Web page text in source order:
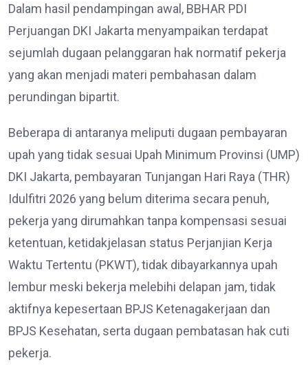
Dalam hasil pendampingan awal, BBHAR PDI
Perjuangan DKI Jakarta menyampaikan terdapat
sejumlah dugaan pelanggaran hak normatif pekerja
yang akan menjadi materi pembahasan dalam
perundingan bipartit.
Beberapa di antaranya meliputi dugaan pembayaran
upah yang tidak sesuai Upah Minimum Provinsi (UMP)
DKI Jakarta, pembayaran Tunjangan Hari Raya (THR)
Idulfitri 2026 yang belum diterima secara penuh,
pekerja yang dirumahkan tanpa kompensasi sesuai
ketentuan, ketidakjelasan status Perjanjian Kerja
Waktu Tertentu (PKWT), tidak dibayarkannya upah
lembur meski bekerja melebihi delapan jam, tidak
aktifnya kepesertaan BPJS Ketenagakerjaan dan
BPJS Kesehatan, serta dugaan pembatasan hak cuti
pekerja.